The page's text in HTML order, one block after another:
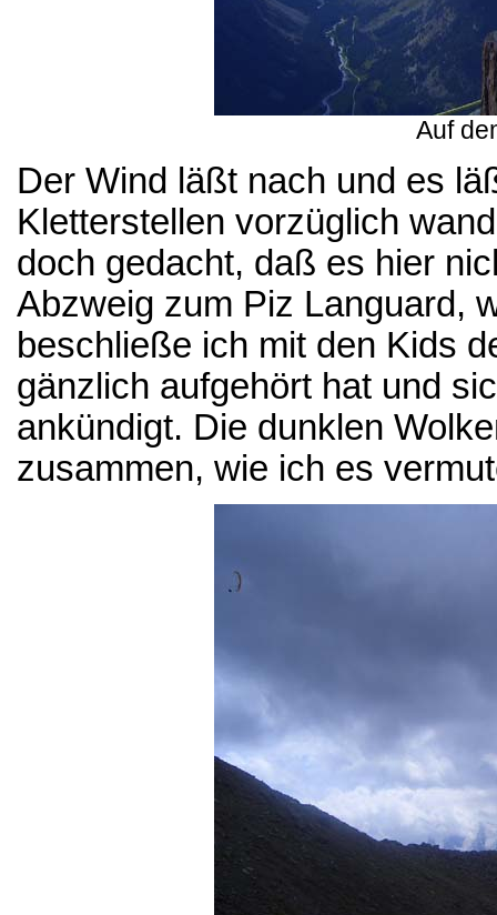
Auf
Der Wind läßt nach und es
Kletterstellen vorzüglich
doch gedacht, daß es hier
Abzweig zum Piz Languard,
beschließe ich mit den Kids
gänzlich aufgehört hat und
ankündigt. Die dunklen
zusammen, wie ich es